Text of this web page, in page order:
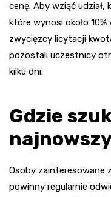
cenę. Aby wziąć udział,
które wynosi około
zwycięzcy licytacji
pozostali uczestnicy
kilku dni.
Gdzie
Osoby zainteresowane
powinny regularnie